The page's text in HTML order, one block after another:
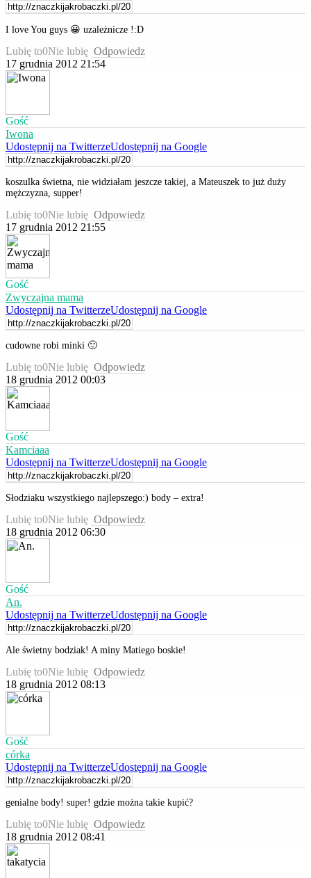
I love You guys 😀 uzależnicze !:D
Lubię to0Nie lubię Odpowiedz
17 grudnia 2012 21:54
Gość
Iwona
Udostępnij na TwitterzeUdostępnij na Google
koszulka świetna, nie widziałam jeszcze takiej, a Mateuszek to już duży
mężczyzna, supper!
Lubię to0Nie lubię Odpowiedz
17 grudnia 2012 21:55
Gość
Zwyczajna mama
Udostępnij na TwitterzeUdostępnij na Google
cudowne robi minki 🙂
Lubię to0Nie lubię Odpowiedz
18 grudnia 2012 00:03
Gość
Kamciaaa
Udostępnij na TwitterzeUdostępnij na Google
Słodziaku wszystkiego najlepszego:) body – extra!
Lubię to0Nie lubię Odpowiedz
18 grudnia 2012 06:30
Gość
An.
Udostępnij na TwitterzeUdostępnij na Google
Ale świetny bodziak! A miny Matiego boskie!
Lubię to0Nie lubię Odpowiedz
18 grudnia 2012 08:13
Gość
córka
Udostępnij na TwitterzeUdostępnij na Google
genialne body! super! gdzie można takie kupić?
Lubię to0Nie lubię Odpowiedz
18 grudnia 2012 08:41